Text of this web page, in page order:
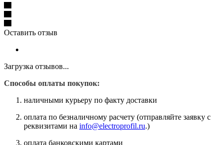
Оставить отзыв
Загрузка отзывов...
Способы оплаты покупок:
наличными курьеру по факту доставки
оплата по безналичному расчету (отправляйте заявку с
реквизитами на info@electroprofil.ru.)
оплата банковскими картами